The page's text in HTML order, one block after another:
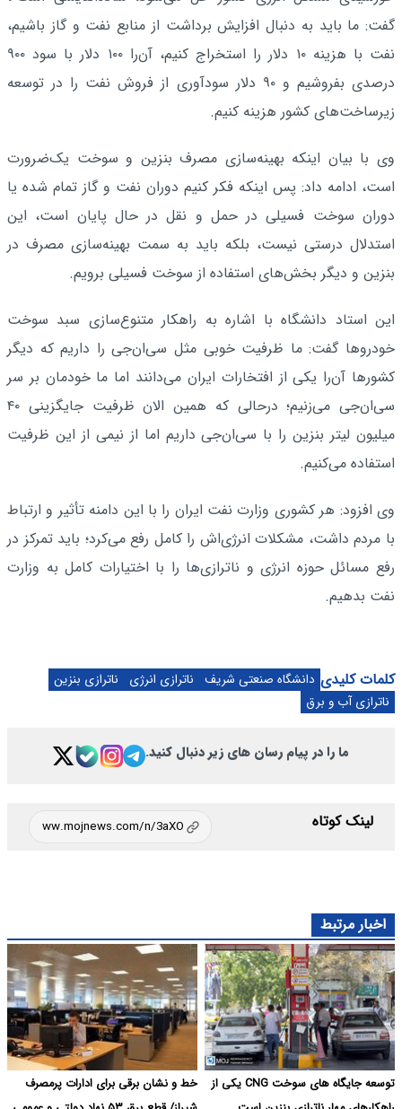
گفت: ما باید به دنبال افزایش برداشت از منابع نفت و گاز باشیم،
نفت با هزینه ۱۰ دلار را استخراج کنیم، آن‌را ۱۰۰ دلار با سود ۹۰۰
درصدی بفروشیم و ۹۰ دلار سودآوری از فروش نفت را در توسعه
زیرساخت‌های کشور هزینه کنیم.
وی با بیان اینکه بهینه‌سازی مصرف بنزین و سوخت یک‌ضرورت
است، ادامه داد: پس اینکه فکر کنیم دوران نفت و گاز تمام شده یا
دوران سوخت فسیلی در حمل و نقل در حال پایان است، این
استدلال درستی نیست، بلکه باید به سمت بهینه‌سازی مصرف در
بنزین و دیگر بخش‌های استفاده از سوخت فسیلی برویم.
این استاد دانشگاه با اشاره به راهکار متنوع‌سازی سبد سوخت
خودروها گفت: ما ظرفیت خوبی مثل سی‌ان‌جی را داریم که دیگر
کشورها آن‌را یکی از افتخارات ایران می‌دانند اما ما خودمان بر سر
سی‌ان‌جی می‌زنیم؛ درحالی که همین الان ظرفیت جایگزینی ۴۰
میلیون لیتر بنزین را با سی‌ان‌جی داریم اما از نیمی از این ظرفیت
استفاده می‌کنیم.
وی افزود: هر کشوری وزارت نفت ایران را با این دامنه تأثیر و ارتباط
با مردم داشت، مشکلات انرژی‌اش را کامل رفع می‌کرد؛ باید تمرکز در
رفع مسائل حوزه انرژی و ناترازی‌ها را با اختیارات کامل به وزارت
نفت بدهیم.
کلمات کلیدی دانشگاه صنعتی شریف ناترازی انرژی
ناترازی بنزین
ناترازی آب و برق
ما را در پیام رسان های زیر دنبال کنید.
لینک کوتاه
اخبار مرتبط
توسعه جایگاه های سوخت CNG یکی از
خط و نشان برقی برای ادارات پرمصرف